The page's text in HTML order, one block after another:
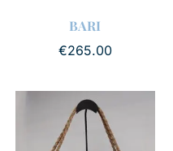
BARI
€265.00